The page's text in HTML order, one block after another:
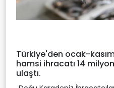
Türkiye'den ocak-
hamsi ihracatı 14
ulaştı.